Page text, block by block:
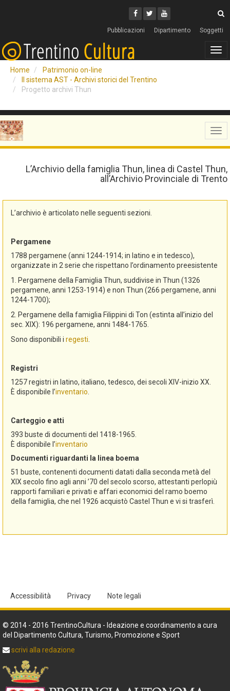
Facebook
Twitter
Youtube
Pubblicazioni Dipartimento Soggetti
Home
Patrimonio on-line
Il sistema AST - Archivi storici del Trentino
Progetto archivi Thun
L’Archivio della famiglia Thun, linea di Castel Thun,
all’Archivio Provinciale di Trento
L’archivio è articolato nelle seguenti sezioni.
Pergamene
1788 pergamene (anni 1244-1914; in latino e in tedesco),
organizzate in 2 serie che rispettano l’ordinamento preesistente
1. Pergamene della Famiglia Thun, suddivise in Thun (1326
pergamene, anni 1253-1914) e non Thun (266 pergamene, anni
1244-1700);
2. Pergamene della famiglia Filippini di Ton (estinta all’inizio del
sec. XIX): 196 pergamene, anni 1484-1765.
Sono disponibili i regesti
Registri
1257 registri in latino, italiano, tedesco, dei secoli XIV-inizio XX.
È disponibile l’inventario
Carteggio e atti
393 buste di documenti del 1418-1965.
È disponibile l’inventario
Documenti riguardanti la linea boema
51 buste, contenenti documenti datati dalla seconda metà del
XIX secolo fino agli anni ’70 del secolo scorso, attestanti perlopiù
rapporti familiari e privati e affari economici del ramo boemo
della famiglia, che nel 1926 acquistò Castel Thun e vi si trasferì.
Accessibilità Privacy Note legali
© 2014 - 2016 TrentinoCultura - Ideazione e coordinamento a cura
del Dipartimento Cultura, Turismo, Promozione e Sport
scrivi alla redazione